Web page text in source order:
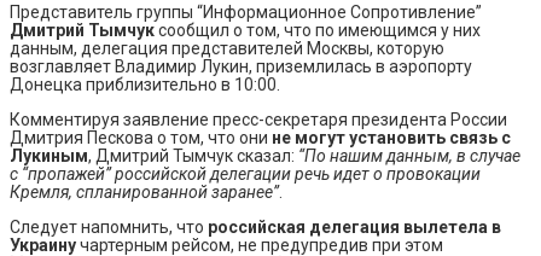
Представитель группы “Информационное Сопротивление”
Дмитрий Тымчуксообщил о том, что по имеющимся у них
данным, делегация представителей Москвы, которую
возглавляет Владимир Лукин, приземлилась в аэропорту
Донецка приблизительно в 10:00.
Комментируя заявление пресс-секретаря президента России
Дмитрия Пескова о том, что они не могут установить связь с
Лукиным, Дмитрий Тымчук сказал: “По нашим данным, в случае
с “пропажей” российской делегации речь идет о провокации
Кремля, спланированной заранее”.
Следует напомнить, что российская делегация вылетела в
Украинучартерным рейсом, не предупредив при этом